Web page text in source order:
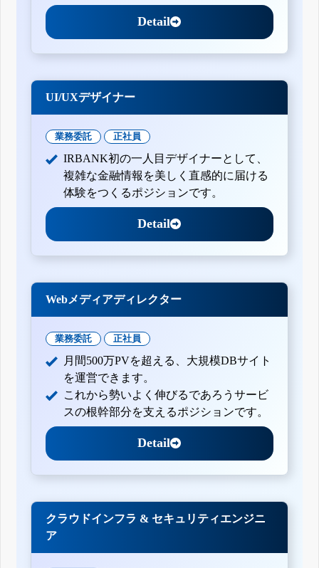
Detail
UI/UXデザイナー
業務委託 正社員
IRBANK初の一人目デザイナーとして、
複雑な金融情報を美しく直感的に届ける
体験をつくるポジションです。
Detail
Webメディアディレクター
業務委託 正社員
月間500万PVを超える、大規模DBサイト
を運営できます。
これから勢いよく伸びるであろうサービ
スの根幹部分を支えるポジションです。
Detail
クラウドインフラ & セキュリティエンジニ
ア